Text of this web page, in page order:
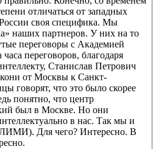
отличаться от западных
своя специфика. Мы
наших партнеров. У них на то
переговоры с Академией
переговоров, благодаря
Станислав Петрович
от Москвы к Санкт-
говорят, что это было скорее
понятно, что центр
был в Москве. Но они
в нас. Так мы и
Для чего? Интересно. В